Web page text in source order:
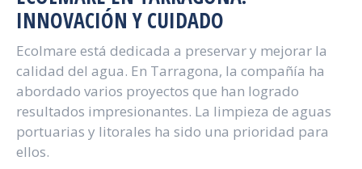
INNOVACIÓN Y CUIDADO
Ecolmare está dedicada a preservar y mejorar la
calidad del agua. En Tarragona, la compañía ha
abordado varios proyectos que han logrado
resultados impresionantes. La limpieza de aguas
portuarias y litorales ha sido una prioridad para
ellos.